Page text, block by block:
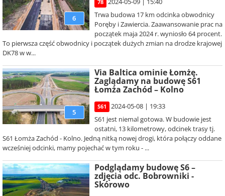
6
78
Trwa budowa 17 km odcinka obwodnicy
Poręby i Zawiercia. Zaawansowanie prac na
początek maja 2024 r. wyniosło 64 procent.
To pierwsza część obwodnicy i początek dużych zmian na drodze krajowej
DK78 w w...
5
Via Baltica ominie Łomżę.
Zaglądamy na budowę S61
Łomża Zachód – Kolno
S61
2024-05-08 | 19:33
S61 jest niemal gotowa. W budowie jest
ostatni, 13 kilometrowy, odcinek trasy tj.
S61 Łomża Zachód - Kolno. Jedną nitką nowej drogi, która połączy oddane
wcześniej odcinki, mamy pojechać w tym roku - ...
Podglądamy budowę S6 –
zdjęcia odc. Bobrowniki -
Skórowo